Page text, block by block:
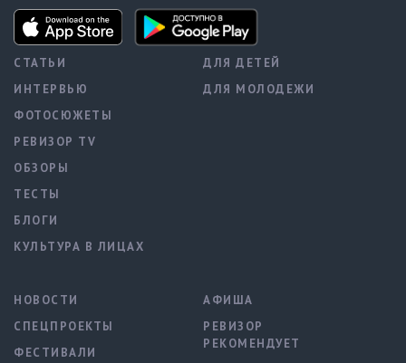
СТАТЬИ
ИНТЕРВЬЮ
ФОТОСЮЖЕТЫ
РЕВИЗОР TV
ОБЗОРЫ
ТЕСТЫ
БЛОГИ
КУЛЬТУРА В ЛИЦАХ
ДЛЯ ДЕТЕЙ
ДЛЯ МОЛОДЕЖИ
НОВОСТИ
СПЕЦПРОЕКТЫ
ФЕСТИВАЛИ
АФИША
РЕВИЗОР
РЕКОМЕНДУЕТ